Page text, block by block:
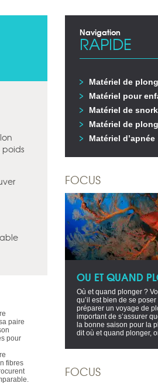
paire
pour
fibres
Navigation
RAPIDE
Matériel de
Matériel pour
Matériel de
Matériel de
Matériel d’apnée
FOCUS
OU ET QUAND
Où et quand plonger ?
qu’il est bien de se
préparer un voyage de
important de s’assurer
la bonne saison pour la
dit où et quand plonger,
FOCUS